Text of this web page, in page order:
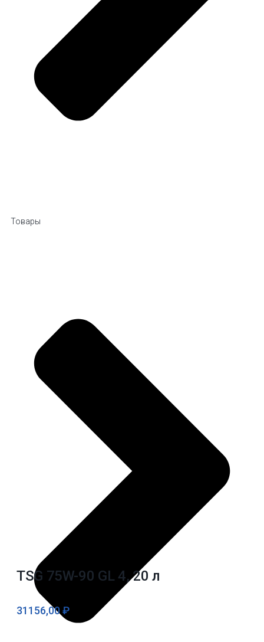
Товары
TSG 75W-90 GL 4, 20 л
31156,00 ₽